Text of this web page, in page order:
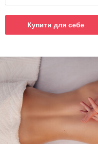
Купити для себе